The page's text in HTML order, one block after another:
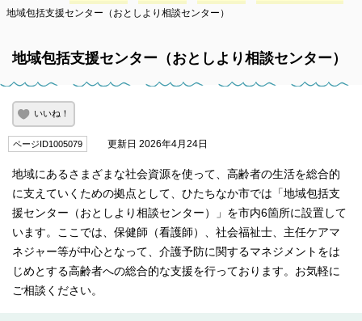
地域包括支援センター（おとしより相談センター）
地域包括支援センター（おとしより相談センター）
いいね！
ページID1005079 更新日 2026年4月24日
地域にあるさまざまな社会資源を使って、高齢者の生活を総合的
に支えていくための拠点として、ひたちなか市では「地域包括支
援センター（おとしより相談センター）」を市内6箇所に設置して
います。ここでは、保健師（看護師）、社会福祉士、主任ケアマ
ネジャー等が中心となって、介護予防に関するマネジメントをは
じめとする高齢者への総合的な支援を行っております。お気軽に
ご相談ください。